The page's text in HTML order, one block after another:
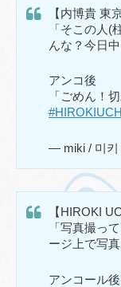
【内博貴 東
「そこの人(
んな？今日
アンコ後
「ごめん！
— miki / 미키
【HIROKI
「写真撮っ
ージ上で写
アンコール後